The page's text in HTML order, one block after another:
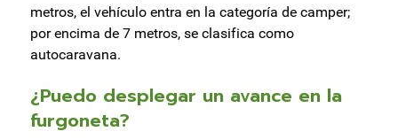
metros, el vehículo entra en la categoría de camper;
por encima de 7 metros, se clasifica como
autocaravana.
¿Puedo desplegar un avance en la
furgoneta?